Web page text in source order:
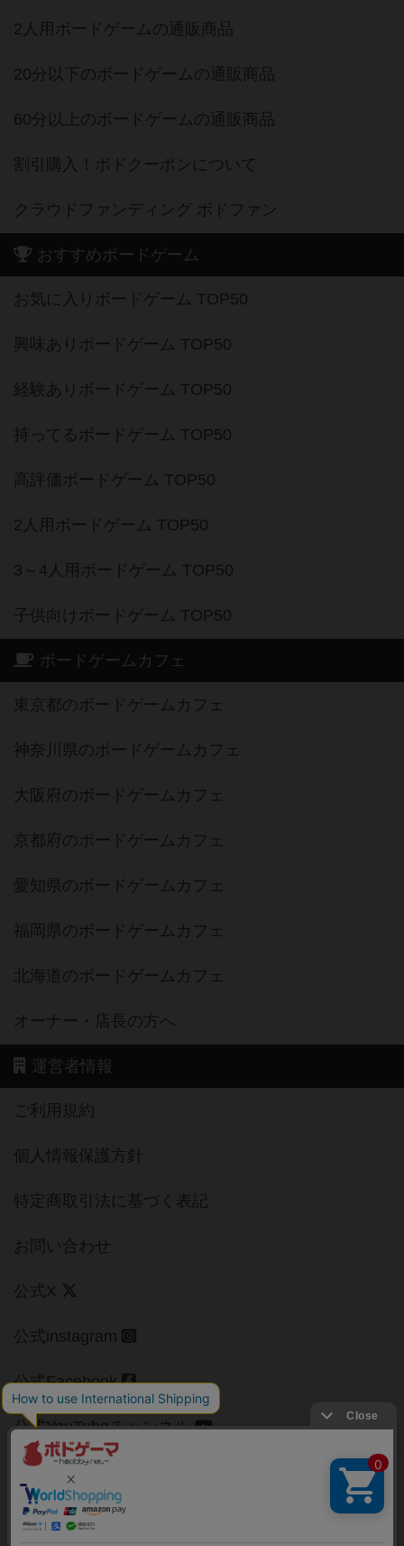
2人用ボードゲームの通販商品
20分以下のボードゲームの通販商品
60分以上のボードゲームの通販商品
割引購入！ボドクーポンについて
クラウドファンディング ボドファン
おすすめボードゲーム
お気に入りボードゲーム TOP50
興味ありボードゲーム TOP50
経験ありボードゲーム TOP50
持ってるボードゲーム TOP50
高評価ボードゲーム TOP50
2人用ボードゲーム TOP50
3～4人用ボードゲーム TOP50
子供向けボードゲーム TOP50
ボードゲームカフェ
東京都のボードゲームカフェ
神奈川県のボードゲームカフェ
大阪府のボードゲームカフェ
京都府のボードゲームカフェ
愛知県のボードゲームカフェ
福岡県のボードゲームカフェ
北海道のボードゲームカフェ
オーナー・店長の方へ
運営者情報
ご利用規約
個人情報保護方針
特定商取引法に基づく表記
お問い合わせ
公式X
公式instagram
公式Facebook
公式YouTubeチャンネル